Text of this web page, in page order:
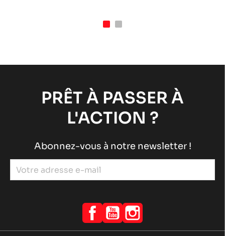
PRÊT À PASSER À
L'ACTION ?
Abonnez-vous à notre newsletter !
Facebook
YouTube